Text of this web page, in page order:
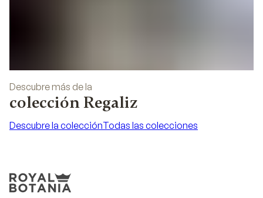
Descubre más de la
colección Regaliz
Descubre la colecciónTodas las colecciones